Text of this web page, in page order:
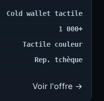
Cold wallet tactile
1 000+
Tactile couleur
Rep. tchèque
Voir l'offre →